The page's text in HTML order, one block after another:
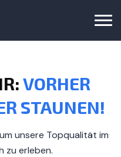
VORHER
STAUNEN!
unsere Topqualität im
zu erleben.